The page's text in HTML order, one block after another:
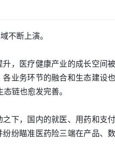
不断上演。
，医疗健康产业的成长空间
业务环节的融合和生态建设
链也愈发完善。
下，国内的就医、用药和支
纷瞄准医药险三端在产品、